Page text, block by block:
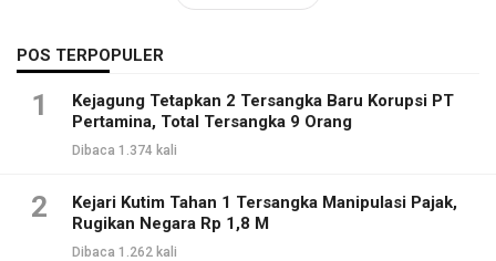
POS TERPOPULER
1
Kejagung Tetapkan 2 Tersangka Baru Korupsi PT
Pertamina, Total Tersangka 9 Orang
Dibaca 1.374 kali
2
Kejari Kutim Tahan 1 Tersangka Manipulasi Pajak,
Rugikan Negara Rp 1,8 M
Dibaca 1.262 kali